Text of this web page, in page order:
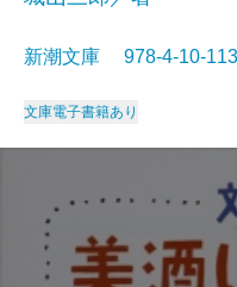
新潮文庫 978-4-10-
文庫電子書籍あり